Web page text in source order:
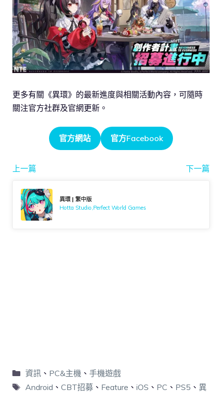
更多有關《異環》的最新進度與相關活動內容，可隨時
關注官方社群及官網更新。
官方網站 官方Facebook
上一篇 下一篇
異環 | 繁中版
Hotta Studio,Perfect World Games
資訊、 PC&主機 、 手機遊戲
Android 、 CBT招募、 Feature 、 iOS 、 PC 、 PS5 、 異